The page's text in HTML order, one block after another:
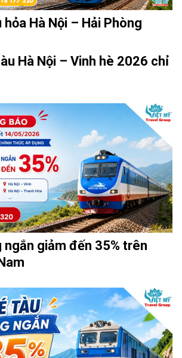
Hà Nội – Hải Phòng
Hà Nội – Vinh hè 2026 chỉ
ngắn giảm đến 35% trên